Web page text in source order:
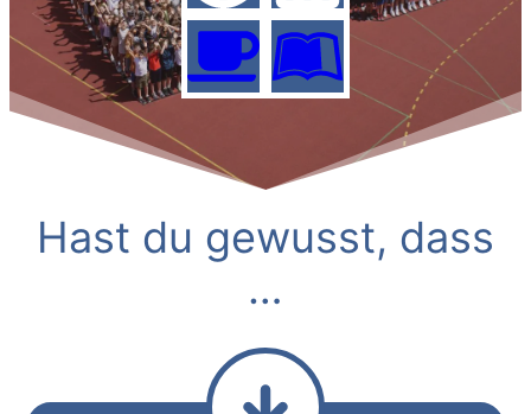
Hast du gewusst, dass
…